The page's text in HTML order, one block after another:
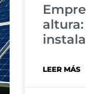
LEER MÁS